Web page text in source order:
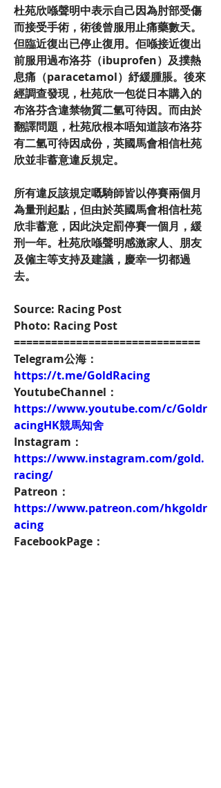
杜苑欣喺聲明中表示自己因為肘部受傷
而接受手術，術後曾服用止痛藥數天。
但臨近復出已停止復用。佢喺接近復出
前服用過布洛芬（ibuprofen）及撲熱
息痛（paracetamol）紓緩腫脹。後來
經調查發現，杜苑欣一包從日本購入的
布洛芬含違禁物質二氫可待因。而由於
翻譯問題，杜苑欣根本唔知道該布洛芬
有二氫可待因成份，英國馬會相信杜苑
欣並非蓄意違反規定。
所有違反該規定嘅騎師皆以停賽兩個月
為量刑起點，但由於英國馬會相信杜苑
欣非蓄意，因此決定罰停賽一個月，緩
刑一年。杜苑欣喺聲明感激家人、朋友
及僱主等支持及建議，慶幸一切都過
去。
Source: Racing Post
Photo: Racing Post
==============================
Telegram公海：
https://t.me/GoldRacing
YoutubeChannel：
https://www.youtube.com/c/Goldr
acingHK競馬知舍
Instagram：
https://www.instagram.com/gold.
racing/
Patreon：
https://www.patreon.com/hkgoldr
acing
FacebookPage：